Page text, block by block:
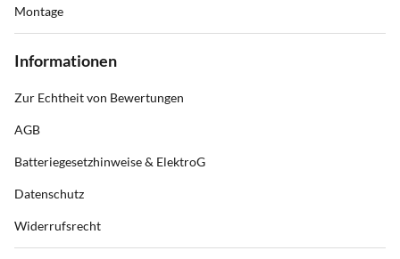
Montage
Informationen
Zur Echtheit von Bewertungen
AGB
Batteriegesetzhinweise & ElektroG
Datenschutz
Widerrufsrecht